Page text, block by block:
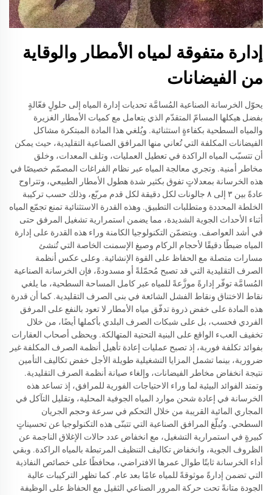
إدارة متفوقة لمياه الأمطار والوقاية
من الفيضانات
يحوّل الخرسانة الصناعية المُسامَّة تحديات إدارة المياه إلى حلولٍ فعّالةٍ
بفضل هيكلها المسامّ المتقدّم الذي يتعامل مع كميات الأمطار الغزيرة
والمياه السطحية بكفاءةٍ استثنائية. ويُلغي هذا المادة المبتكرة مشاكل
الفيضانات المكلفة التي تُعاني منها المرافق الصناعية التقليدية، حيث يمكن
أن تتسبّب المياه الراكدة في تعطيل العمليات، وتلف المعدات، وخلق
مخاطر أمنية. وتجري معالجة المياه عبر نظام الفراغات المصمّم خصيصًا في
هذه الخرسانة بمعدلاتٍ تفوق بكثير شدة هطول الأمطار الطبيعي، وتتراوح
عادةً بين ٣ إلى ٨ جالونات لكل دقيقة لكل قدم مربّع، وذلك حسب تركيبة
الخلطة المحددة ومتطلبات التطبيق. وهذه القدرة الاستثنائية تمنع تجمّع المياه
أثناء الأحداث الجوية الشديدة، مما يضمن استمرارية تشغيل المرفق حتى
في أشد العواصف. ويتضمّن التكنولوجيا الكامنة وراء هذه القدرة على إدارة
المياه ضبطًا دقيقًا لأحجام الركام وصيغ الإسمنت الخاصة التي تُنشئ
مسارات متصلة مع الحفاظ على القوة الإنشائية. وعلى عكس أنظمة
الصرف التقليدية التي قد تصبح مُحمّلةً أو مسدودةً، فإن الخرسانة الصناعية
المُسامَّة توفّر إدارةً موزَّعةً للمياه عبر كامل المساحة السطحية، ما يلغي
نقاط الاختناق ونقاط الفشل الشائعة في بنى الصرف التقليدية. كما أن قدرة
هذه المادة على خفض ذروة تدفّق مياه الأمطار لا تعود بالنفع على المرفق
الفردي فحسب، بل على شبكات الصرف البلدي بأكملها أيضًا، من خلال
تخفيف العبء الواقع على البنية التحتية المتهالكة. ويحظى أصحاب العقارات
بفوائد تكلفة فورية، إذ تصبح عمليات إعادة تأهيل أنظمة الصرف المكلفة غير
ضرورية، بينما تشمل المزايا التشغيلية طويلة الأجل خفض تكاليف التأمين
نتيجة انخفاض مخاطر الفيضانات، وإلغاء صيانة أنظمة الصرف التقليدية.
وتمتد الفوائد البيئية لما وراء الاحتياجات الفورية للمرافق، إذ تساعد هذه
الخرسانة في إعادة شحن موارد المياه الجوفية المحلية، وتقليل التآكل في
المجاري المائية القريبة من خلال التحكم في سرعة وحجم الجريان
السطحي. وتُبلّغ المرافق الصناعية التي تتبنّى هذه التكنولوجيا عن تحسيناتٍ
كبيرةٍ في استمرارية التشغيل، مع انخفاض عدد حالات الإغلاق الناجمة عن
الظروف الجوية، وانخفاض تكاليف التنظيف المرتبطة بالمياه الراكدة. وبقي
أداء الخرسانة ثابتًا طوال عمرها الافتراضي، محافظًا على خصائص النفاذية
التي تضمن إدارةً موثوقةً للمياه عامًا بعد عام. كما تظهر التركيبات عالية
الجودة متانةً تحت حركة المرور الصناعي الثقيل مع الحفاظ على الوظيفة